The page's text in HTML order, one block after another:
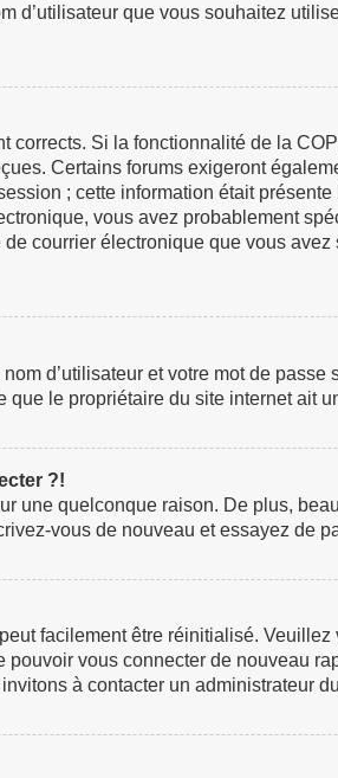
d’utilisateur que vous souhaitez
Si la fonctionnalité de la
Certains forums exigeront
; cette information était
vous avez probablement
courrier électronique que vous
d’utilisateur et votre mot de
le propriétaire du site internet ait
?!
une quelconque raison. De plus,
vous de nouveau et essayez de
facilement être réinitialisé.
vous connecter de nouveau
à contacter un administrateur